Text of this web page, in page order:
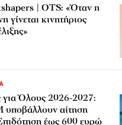
| OTS: «Όταν η
γίνεται κινητήριος
για Όλους 2026-2027:
αίτηση
έως 600 ευρώ